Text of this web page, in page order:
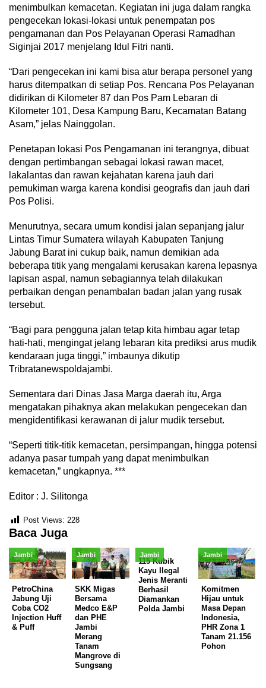
menimbulkan kemacetan. Kegiatan ini juga dalam rangka
pengecekan lokasi-lokasi untuk penempatan pos
pengamanan dan Pos Pelayanan Operasi Ramadhan
Siginjai 2017 menjelang Idul Fitri nanti.
“Dari pengecekan ini kami bisa atur berapa personel yang
harus ditempatkan di setiap Pos. Rencana Pos Pelayanan
didirikan di Kilometer 87 dan Pos Pam Lebaran di
Kilometer 101, Desa Kampung Baru, Kecamatan Batang
Asam,” jelas Nainggolan.
Penetapan lokasi Pos Pengamanan ini terangnya, dibuat
dengan pertimbangan sebagai lokasi rawan macet,
lakalantas dan rawan kejahatan karena jauh dari
pemukiman warga karena kondisi geografis dan jauh dari
Pos Polisi.
Menurutnya, secara umum kondisi jalan sepanjang jalur
Lintas Timur Sumatera wilayah Kabupaten Tanjung
Jabung Barat ini cukup baik, namun demikian ada
beberapa titik yang mengalami kerusakan karena lepasnya
lapisan aspal, namun sebagiannya telah dilakukan
perbaikan dengan penambalan badan jalan yang rusak
tersebut.
“Bagi para pengguna jalan tetap kita himbau agar tetap
hati-hati, mengingat jelang lebaran kita prediksi arus mudik
kendaraan juga tinggi,” imbaunya dikutip
Tribratanewspoldajambi.
Sementara dari Dinas Jasa Marga daerah itu, Arga
mengatakan pihaknya akan melakukan pengecekan dan
mengidentifikasi kerawanan di jalur mudik tersebut.
“Seperti titik-titik kemacetan, persimpangan, hingga potensi
adanya pasar tumpah yang dapat menimbulkan
kemacetan,” ungkapnya. ***
Editor : J. Silitonga
Post Views: 228
Baca Juga
Jambi
PetroChina
Jabung Uji
Coba CO2
Injection Huff
& Puff
Jambi
SKK Migas
Bersama
Medco E&P
dan PHE
Jambi
Merang
Tanam
Mangrove di
Sungsang
Jambi
115 Kubik
Kayu Ilegal
Jenis Meranti
Berhasil
Diamankan
Polda Jambi
Jambi
Komitmen
Hijau untuk
Masa Depan
Indonesia,
PHR Zona 1
Tanam 21.156
Pohon